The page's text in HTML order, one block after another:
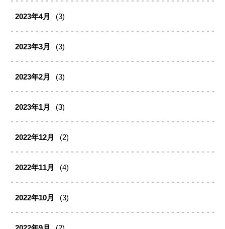
2023年4月 (3)
2023年3月 (3)
2023年2月 (3)
2023年1月 (3)
2022年12月 (2)
2022年11月 (4)
2022年10月 (3)